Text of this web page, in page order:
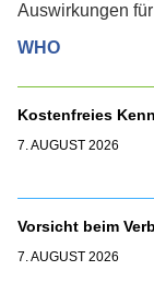
Auswirkungen
WHO
Kostenfreies
7. AUGUST 2026
Vorsicht beim
7. AUGUST 2026